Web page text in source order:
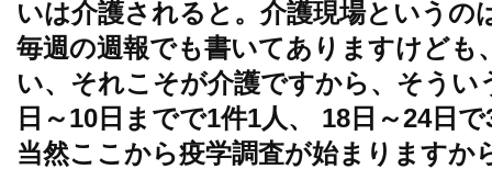
いは介護されると。介護現場というの
毎週の週報でも書いてありますけども
い、それこそが介護ですから、そうい
日～10日までで1件1人、 18日～24日
当然ここから疫学調査が始まりますか